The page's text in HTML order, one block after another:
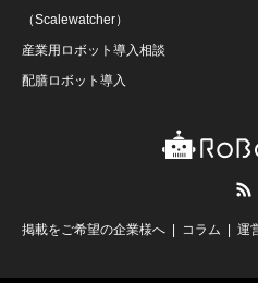
（Scalewatcher）
産業用ロボット導入相談
配膳ロボット導入
掲載をご希望の企業様へ コラム 運